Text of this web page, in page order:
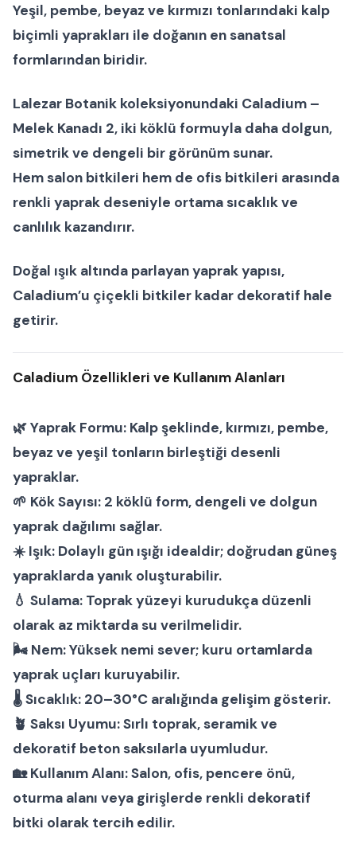
Yeşil, pembe, beyaz ve kırmızı tonlarındaki kalp
biçimli yaprakları ile doğanın en sanatsal
formlarından biridir.
Lalezar Botanik koleksiyonundaki Caladium –
Melek Kanadı 2, iki köklü formuyla daha dolgun,
simetrik ve dengeli bir görünüm sunar.
Hemsalon bitkileri hem de ofis bitkileri arasında
renkli yaprak deseniyle ortama sıcaklık ve
canlılık kazandırır.
Doğal ışık altında parlayan yaprak yapısı,
Caladium’u çiçekli bitkiler kadar dekoratif hale
getirir.
Caladium Özellikleri ve Kullanım Alanları
🌿Yaprak Formu: Kalp şeklinde, kırmızı, pembe,
beyaz ve yeşil tonların birleştiği desenli
yapraklar.
🌱 Kök Sayısı: 2 köklü form, dengeli ve dolgun
yaprak dağılımı sağlar.
☀️ Işık: Dolaylı gün ışığı idealdir; doğrudan güneş
yapraklarda yanık oluşturabilir.
💧 Sulama: Toprak yüzeyi kurudukça düzenli
olarak az miktarda su verilmelidir.
🌬 Nem:Yüksek nemi sever; kuru ortamlarda
yaprak uçları kuruyabilir.
🌡Sıcaklık: 20–30°C aralığında gelişim gösterir.
🪴 Saksı Uyumu:Sırlı toprak, seramik ve
dekoratif beton saksılarla uyumludur.
🏡Kullanım Alanı:Salon, ofis, pencere önü,
oturma alanı veya girişlerde renkli dekoratif
bitki olarak tercih edilir.